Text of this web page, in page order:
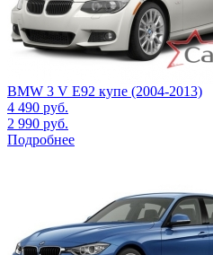
BMW 3 V E92 купе (2004-2013)
4 490 руб.
2 990 руб.
Подробнее